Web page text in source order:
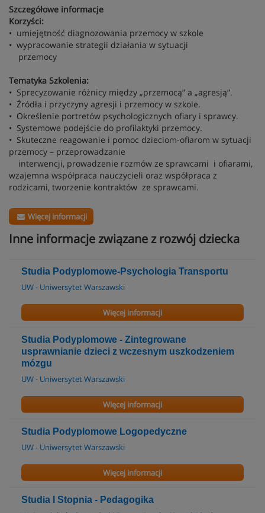
Szczegółowe informacje
Korzyści:
• umiejętność diagnozowania przemocy w szkole
• wypracowanie strategii działania w sytuacji
przemocy
Tematyka Szkolenia:
• Sprecyzowanie różnicy między „przemocą” a „agresją”.
• Źródła i przyczyny agresji i przemocy w szkole.
• Określenie portretów psychologicznych ofiary i sprawcy.
• Systemowe podejście do profilaktyki przemocy.
• Skuteczne reagowanie i pomoc dzieciom-ofiarom w sytuacji
przemocy – przeprowadzanie
interwencji, prowadzenie rozmów ze sprawcami i ofiarami,
wzajemna współpraca nauczycieli oraz współpraca z
rodzicami, tworzenie kontraktów ze sprawcami.
Więcej informacji
Inne informacje związane z rozwój dziecka
Studia Podyplomowe-Psychologia Transportu
UW - Uniwersytet Warszawski
Więcej informacji
Studia Podyplomowe - Zintegrowane
usprawnianie dzieci z wczesnym uszkodzeniem
mózgu
UW - Uniwersytet Warszawski
Więcej informacji
Studia Podyplomowe Logopedyczne
UW - Uniwersytet Warszawski
Więcej informacji
Studia I Stopnia - Pedagogika